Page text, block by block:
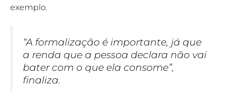
exemplo.
“A formalização é importante, já que
a renda que a pessoa declara não vai
bater com o que ela consome”,
finaliza.